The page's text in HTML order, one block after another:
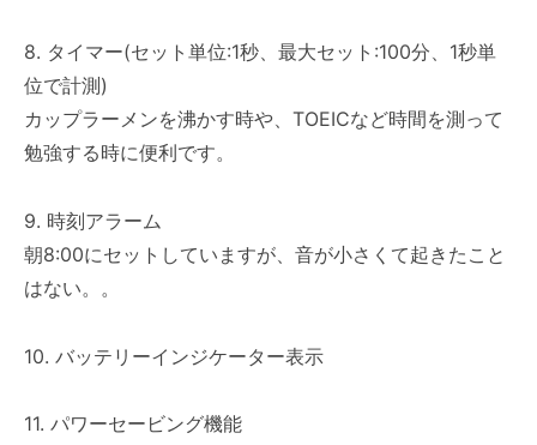
8. タイマー(セット単位:1秒、最大セット:100分、1秒単
位で計測)
カップラーメンを沸かす時や、TOEICなど時間を測って
勉強する時に便利です。
9. 時刻アラーム
朝8:00にセットしていますが、音が小さくて起きたこと
はない。。
10. バッテリーインジケーター表示
11. パワーセービング機能